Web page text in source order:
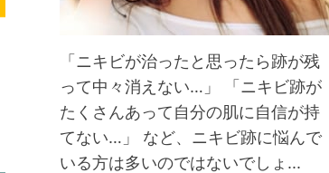
「ニキビが治ったと思ったら跡が残
って中々消えない…」 「ニキビ跡が
たくさんあって自分の肌に自信が持
てない…」 など、ニキビ跡に悩んで
いる方は多いのではないでしょ...